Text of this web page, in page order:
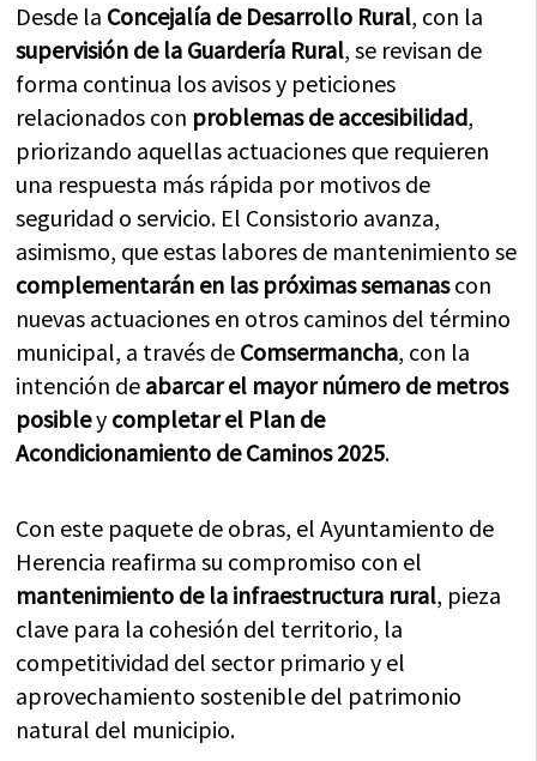
Desde la Concejalía de Desarrollo Rural, con la
supervisión de la Guardería Rural, se revisan de
forma continua los avisos y peticiones
relacionados con problemas de accesibilidad,
priorizando aquellas actuaciones que requieren
una respuesta más rápida por motivos de
seguridad o servicio. El Consistorio avanza,
asimismo, que estas labores de mantenimiento se
complementarán en las próximas semanascon
nuevas actuaciones en otros caminos del término
municipal, a través de Comsermancha, con la
intención de abarcar el mayor número de metros
posibley completar el Plan de
Acondicionamiento de Caminos 2025.
Con este paquete de obras, el Ayuntamiento de
Herencia reafirma su compromiso con el
mantenimiento de la infraestructura rural, pieza
clave para la cohesión del territorio, la
competitividad del sector primario y el
aprovechamiento sostenible del patrimonio
natural del municipio.